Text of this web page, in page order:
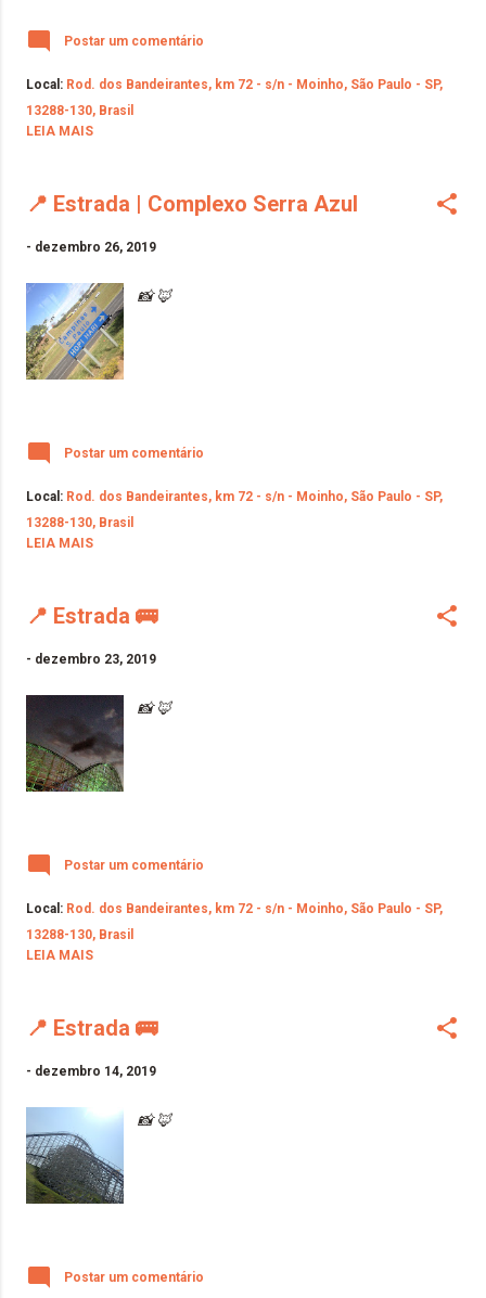
Postar um comentário
Local: Rod. dos Bandeirantes, km 72 - s/n - Moinho, São Paulo - SP,
13288-130, Brasil
LEIA MAIS
📍 Estrada | Complexo Serra Azul
- dezembro 26, 2019
📸 🦊
Postar um comentário
Local: Rod. dos Bandeirantes, km 72 - s/n - Moinho, São Paulo - SP,
13288-130, Brasil
LEIA MAIS
📍 Estrada 🚌
- dezembro 23, 2019
📸 🦊
Postar um comentário
Local: Rod. dos Bandeirantes, km 72 - s/n - Moinho, São Paulo - SP,
13288-130, Brasil
LEIA MAIS
📍 Estrada 🚌
- dezembro 14, 2019
📸 🦊
Postar um comentário